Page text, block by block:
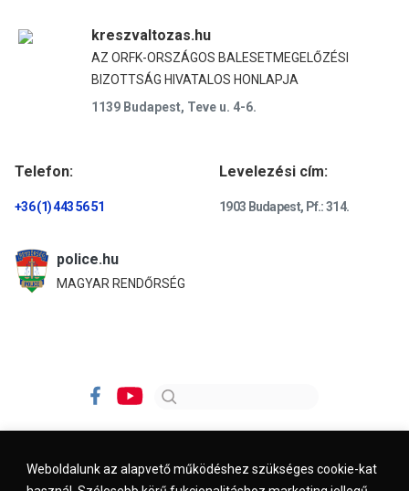
Weboldalunk az alapvető működéshez szükséges cookie-kat
kreszvaltozas.hu
AZ ORFK-ORSZÁGOS BALESETMEGELŐZÉSI
BIZOTTSÁG HIVATALOS HONLAPJA
1139 Budapest, Teve u. 4-6.
Telefon:
+36 (1) 443 56 51
Levelezési cím:
1903 Budapest, Pf.: 314.
police.hu
MAGYAR RENDŐRSÉG